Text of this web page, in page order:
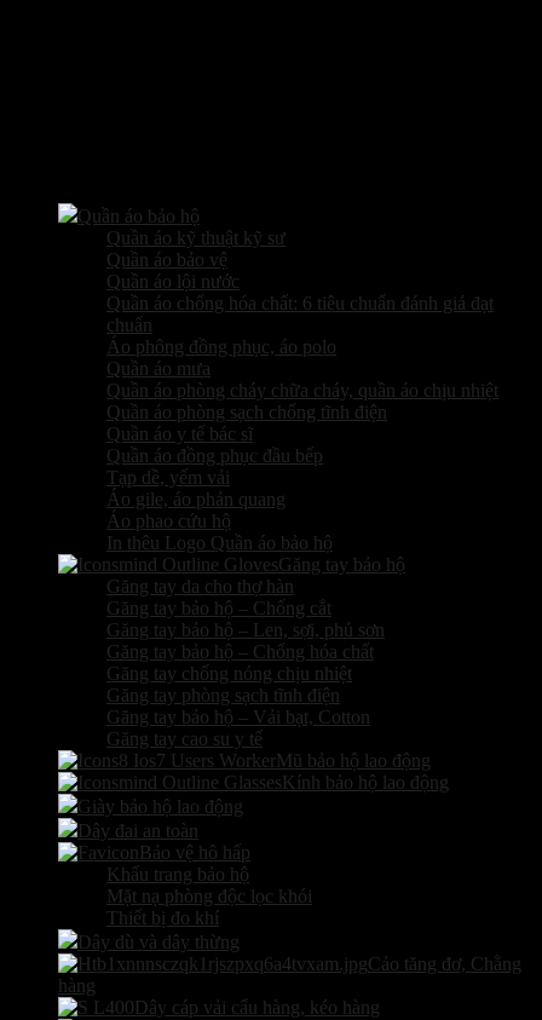
Quần áo bảo hộ
Quần áo kỹ thuật kỹ sư
Quần áo bảo vệ
Quần áo lội nước
Quần áo chống hóa chất: 6 tiêu chuẩn đánh giá đạt
chuẩn
Áo phông đồng phục, áo polo
Quần áo mưa
Quần áo phòng cháy chữa cháy, quần áo chịu nhiệt
Quần áo phòng sạch chống tĩnh điện
Quần áo y tế bác sĩ
Quần áo đồng phục đầu bếp
Tạp dề, yếm vải
Áo gile, áo phản quang
Áo phao cứu hộ
In thêu Logo Quần áo bảo hộ
Găng tay bảo hộ
Găng tay da cho thợ hàn
Găng tay bảo hộ – Chống cắt
Găng tay bảo hộ – Len, sợi, phủ sơn
Găng tay bảo hộ – Chống hóa chất
Găng tay chống nóng chịu nhiệt
Găng tay phòng sạch tĩnh điện
Găng tay bảo hộ – Vải bạt, Cotton
Găng tay cao su y tế
Mũ bảo hộ lao động
Kính bảo hộ lao động
Giày bảo hộ lao động
Dây đai an toàn
Bảo vệ hô hấp
Khẩu trang bảo hộ
Mặt nạ phòng độc lọc khói
Thiết bị đo khí
Dây dù và dây thừng
Cảo tăng đơ, Chằng
hàng
Dây cáp vải cẩu hàng, kéo hàng